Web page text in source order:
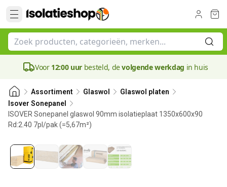
Voor 12:00 uur besteld, devolgende werkdag in huis
Assortiment Glaswol
Glaswol platen
Isover Sonepanel
ISOVER Sonepanel glaswol 90mm isolatieplaat 1350x600x90
Rd:2.40 7pl/pak (=5,67m²)